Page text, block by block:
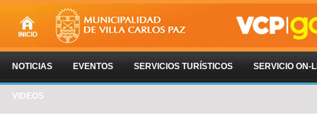
NOTICIAS EVENTOS SERVICIOS TURÍSTICOS SERVICIO ON-
VIDEOS